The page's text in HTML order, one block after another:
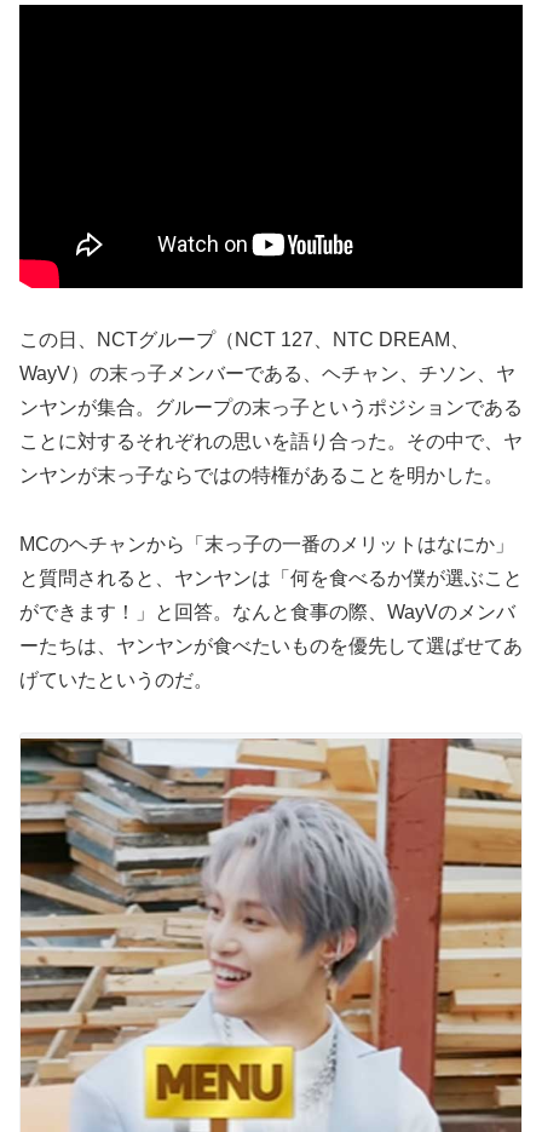
この日、NCTグループ（NCT 127、NTC DREAM、
WayV）の末っ子メンバーである、ヘチャン、チソン、ヤ
ンヤンが集合。グループの末っ子というポジションである
ことに対するそれぞれの思いを語り合った。その中で、ヤ
ンヤンが末っ子ならではの特権があることを明かした。
MCのヘチャンから「末っ子の一番のメリットはなにか」
と質問されると、ヤンヤンは「何を食べるか僕が選ぶこと
ができます！」と回答。なんと食事の際、WayVのメンバ
ーたちは、ヤンヤンが食べたいものを優先して選ばせてあ
げていたというのだ。